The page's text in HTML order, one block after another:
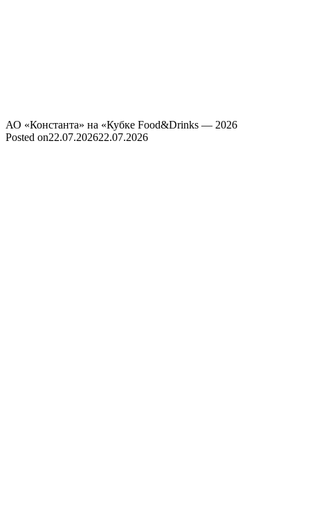
АО «Константа» на «Кубке Food&Drinks — 2026
Posted on22.07.202622.07.2026